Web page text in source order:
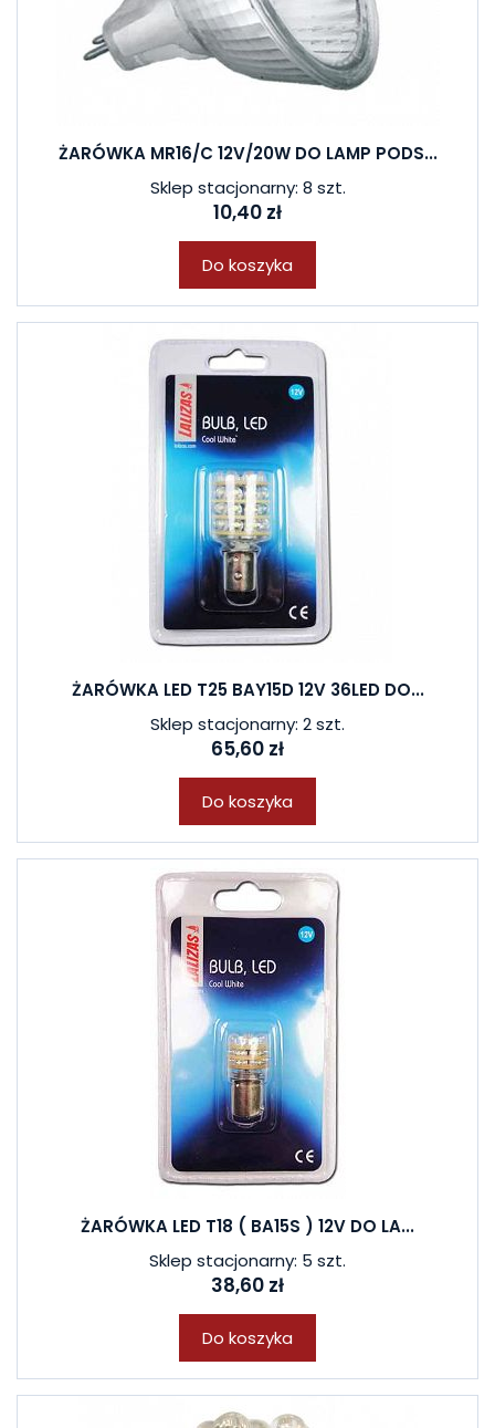
ŻARÓWKA MR16/C 12V/20W DO LAMP PODS...
Sklep stacjonarny: 8 szt.
10,40 zł
Do koszyka
ŻARÓWKA LED T25 BAY15D 12V 36LED DO...
Sklep stacjonarny: 2 szt.
65,60 zł
Do koszyka
ŻARÓWKA LED T18 ( BA15S ) 12V DO LA...
Sklep stacjonarny: 5 szt.
38,60 zł
Do koszyka